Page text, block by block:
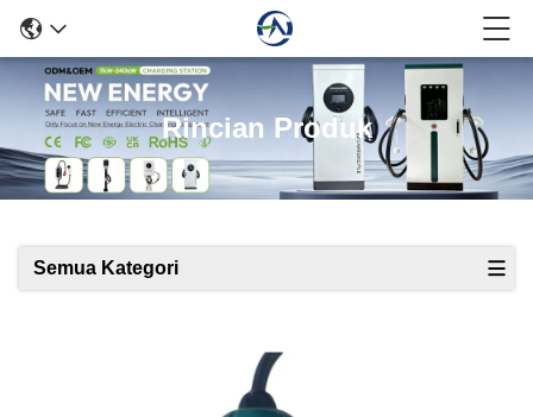
Rincian Produk
Semua Kategori